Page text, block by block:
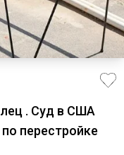
. Суд в США
перестройке